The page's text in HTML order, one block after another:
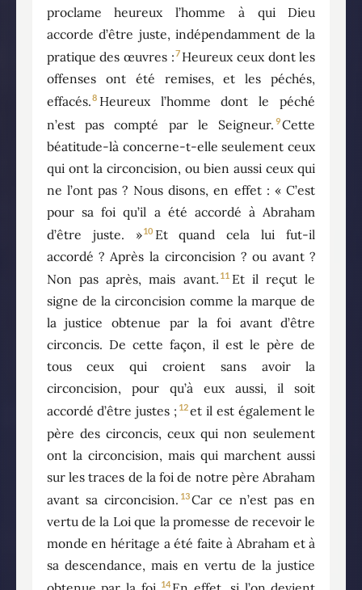
proclame heureux l’homme à qui Dieu
accorde d’être juste, indépendamment de la
pratique des œuvres :7 Heureux ceux dont les
offenses ont été remises, et les péchés,
effacés.8 Heureux l’homme dont le péché
n’est pas compté par le Seigneur. 9Cette
béatitude-là concerne-t-elle seulement ceux
qui ont la circoncision, ou bien aussi ceux qui
ne l’ont pas ? Nous disons, en effet : « C’est
pour sa foi qu’il a été accordé à Abraham
d’être juste. »10 Et quand cela lui fut-il
accordé ? Après la circoncision ? ou avant ?
Non pas après, mais avant. 11 Et il reçut le
signe de la circoncision comme la marque de
la justice obtenue par la foi avant d’être
circoncis. De cette façon, il est le père de
tous ceux qui croient sans avoir la
circoncision, pour qu’à eux aussi, il soit
accordé d’être justes ; 12et il est également le
père des circoncis, ceux qui non seulement
ont la circoncision, mais qui marchent aussi
sur les traces de la foi de notre père Abraham
avant sa circoncision. 13Car ce n’est pas en
vertu de la Loi que la promesse de recevoir le
monde en héritage a été faite à Abraham et à
sa descendance, mais en vertu de la justice
14